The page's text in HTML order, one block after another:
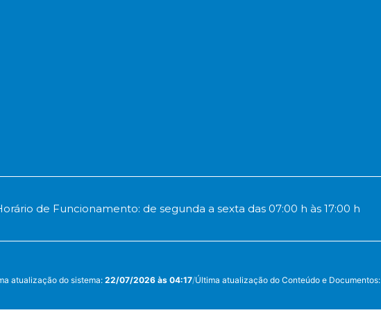
de Funcionamento: de segunda a sexta das 07:00 h às 17:00 h
atualização do sistema: 22/07/2026 às 04:17/Última atualização do Conteúdo e Documentos: